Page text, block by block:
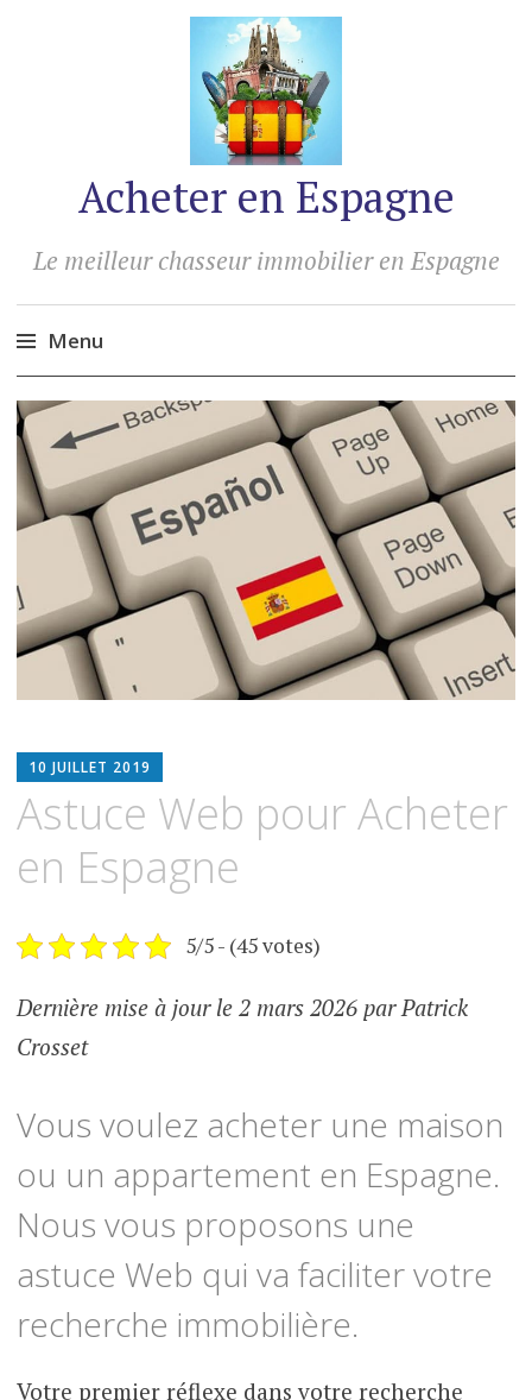
Acheter en Espagne
Le meilleur chasseur immobilier en Espagne
Menu
Accéder
au
contenu
10 JUILLET 2019
Astuce Web pour Acheter
en Espagne
5/5 - (45 votes)
Dernière mise à jour le 2 mars 2026 par Patrick
Crosset
Vous voulez acheter une maison
ou un appartement en Espagne.
Nous vous proposons une
astuce Web qui va faciliter votre
recherche immobilière.
Votre premier réflexe dans votre recherche